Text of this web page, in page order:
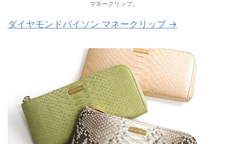
マネークリップ。
ダイヤモンドパイソン マネークリップ →